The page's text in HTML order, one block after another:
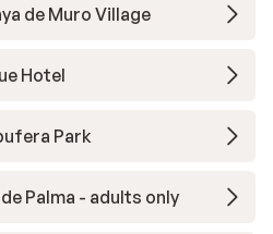
de Muro Village
Hotel
Park
Palma - adults only